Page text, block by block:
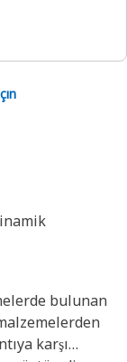
bulunan
karşı